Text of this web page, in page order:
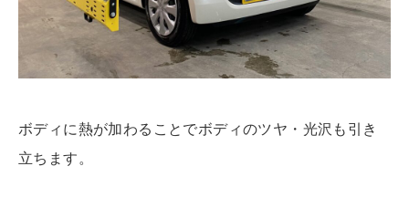
ボディに熱が加わることでボディのツヤ・光沢も引き
立ちます。